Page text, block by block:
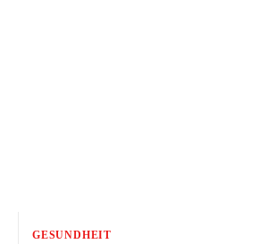
GESUNDHEIT